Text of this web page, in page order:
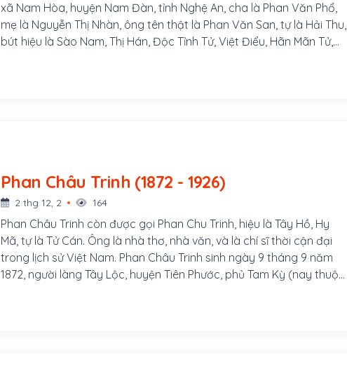
xã Nam Hòa, huyện Nam Đàn, tỉnh Nghệ An, cha là Phan Văn Phổ,
mẹ là Nguyễn Thị Nhàn, ông tên thật là Phan Văn San, tự là Hải Thu,
bút hiệu là Sào Nam, Thị Hán, Độc Tỉnh Tử, Việt Điểu, Hãn Mãn Tử,
Phan Châu Trinh (1872 - 1926)
2 thg 12, 2 164
Phan Châu Trinh còn được gọi Phan Chu Trinh, hiệu là Tây Hồ, Hy
Mã, tự là Tử Cán. Ông là nhà thơ, nhà văn, và là chí sĩ thời cận đại
trong lịch sử Việt Nam. Phan Châu Trinh sinh ngày 9 tháng 9 năm
1872, người làng Tây Lộc, huyện Tiên Phước, phủ Tam Kỳ (nay thuộc